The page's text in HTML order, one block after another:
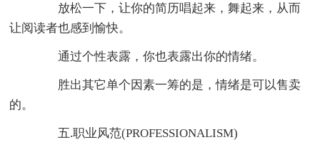
放松一下，让你的简历唱起来，舞起来，从而
让阅读者也感到愉快。
通过个性表露，你也表露出你的情绪。
胜出其它单个因素一筹的是，情绪是可以售卖
的。
五.职业风范(PROFESSIONALISM)